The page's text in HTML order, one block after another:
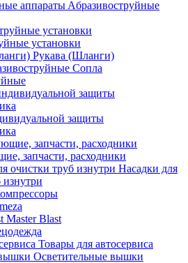
Aбразивоструйные
установки
Рукава (Шланги)
Сопла
защиты
запчасти, расходники
Насадки для
изнутри
Master Blast
Товары для автосервиса
Осветительные вышки